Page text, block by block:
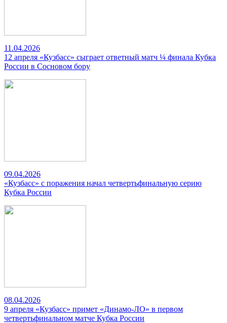
11.04.2026
12 апреля «Кузбасс» сыграет ответный матч ¼ финала Кубка
России в Сосновом бору
09.04.2026
«Кузбасс» с поражения начал четвертьфинальную серию
Кубка России
08.04.2026
9 апреля «Кузбасс» примет «Динамо-ЛО» в первом
четвертьфинальном матче Кубка России